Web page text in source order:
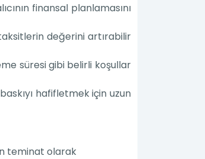
finansal planlamasını
değerini artırabilir
süresi gibi belirli koşullar
hafifletmek için uzun
teminat olarak